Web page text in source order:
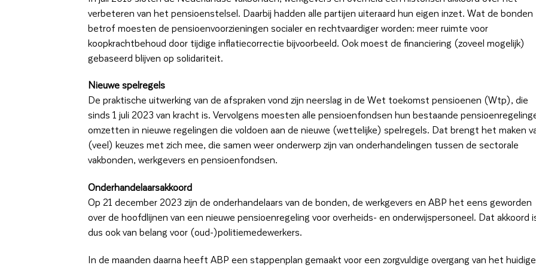
verbeteren van het pensioenstelsel. Daarbij hadden alle partijen uiteraard hun eigen inzet. Wat de bonden
betrof moesten de pensioenvoorzieningen socialer en rechtvaardiger worden: meer ruimte voor
koopkrachtbehoud door tijdige inflatiecorrectie bijvoorbeeld. Ook moest de financiering (zoveel mogelijk)
gebaseerd blijven op solidariteit.
Nieuwe spelregels
De praktische uitwerking van de afspraken vond zijn neerslag in de Wet toekomst pensioenen (Wtp), die
sinds 1 juli 2023 van kracht is. Vervolgens moesten alle pensioenfondsen hun bestaande
omzetten in nieuwe regelingen die voldoen aan de nieuwe (wettelijke) spelregels. Dat brengt het maken
(veel) keuzes met zich mee, die samen weer onderwerp zijn van onderhandelingen tussen de sectorale
vakbonden, werkgevers en pensioenfondsen.
Onderhandelaarsakkoord
Op 21 december 2023 zijn de onderhandelaars van de bonden, de werkgevers en ABP het eens geworden
over de hoofdlijnen van een nieuwe pensioenregeling voor overheids- en onderwijspersoneel. Dat akkoord
dus ook van belang voor (oud-)politiemedewerkers.
In de maanden daarna heeft ABP een stappenplan gemaakt voor een zorgvuldige overgang van het huidige